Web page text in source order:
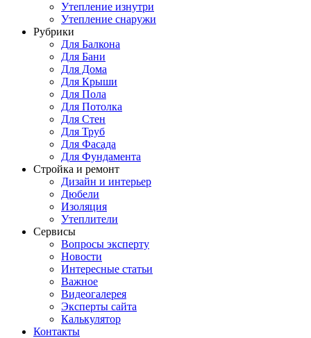
Утепление изнутри
Утепление снаружи
Рубрики
Для Балкона
Для Бани
Для Дома
Для Крыши
Для Пола
Для Потолка
Для Стен
Для Труб
Для Фасада
Для Фундамента
Стройка и ремонт
Дизайн и интерьер
Дюбели
Изоляция
Утеплители
Сервисы
Вопросы эксперту
Новости
Интересные статьи
Важное
Видеогалерея
Эксперты сайта
Калькулятор
Контакты